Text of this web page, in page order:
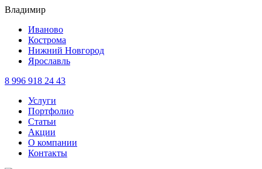
Владимир
Иваново
Кострома
Нижний Новгород
Ярославль
8 996 918 24 43
Услуги
Портфолио
Статьи
Акции
О компании
Контакты